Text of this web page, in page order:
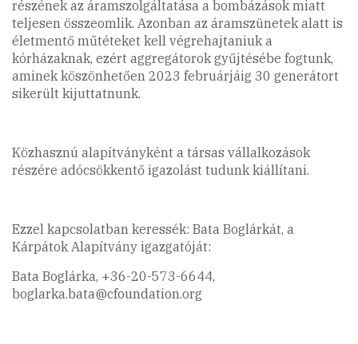
részének az áramszolgáltatása a bombázások miatt
teljesen összeomlik. Azonban az áramszünetek alatt is
életmentő műtéteket kell végrehajtaniuk a
kórházaknak, ezért aggregátorok gyűjtésébe fogtunk,
aminek köszönhetően 2023 februárjáig 30 generátort
sikerült kijuttatnunk.
Közhasznú alapítványként a társas vállalkozások
részére adócsökkentő igazolást tudunk kiállítani.
Ezzel kapcsolatban keressék: Bata Boglárkát, a
Kárpátok Alapítvány igazgatóját:
Bata Boglárka, +36-20-573-6644,
boglarka.bata@cfoundation.org